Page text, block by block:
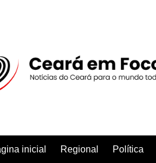
inicial Regional Política